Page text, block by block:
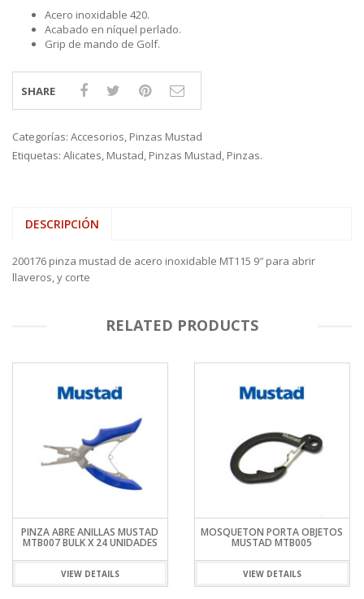
Acero inoxidable 420.
Acabado en níquel perlado.
Grip de mando de Golf.
SHARE
Categorías: Accesorios, Pinzas Mustad
Etiquetas: Alicates, Mustad, Pinzas Mustad, Pinzas.
DESCRIPCIÓN
200176 pinza mustad de acero inoxidable MT115 9″ para abrir
llaveros, y corte
RELATED PRODUCTS
PINZA ABRE ANILLAS MUSTAD
MTB007 BULK X 24 UNIDADES
VIEW DETAILS
MOSQUETON PORTA OBJETOS
MUSTAD MTB005
VIEW DETAILS